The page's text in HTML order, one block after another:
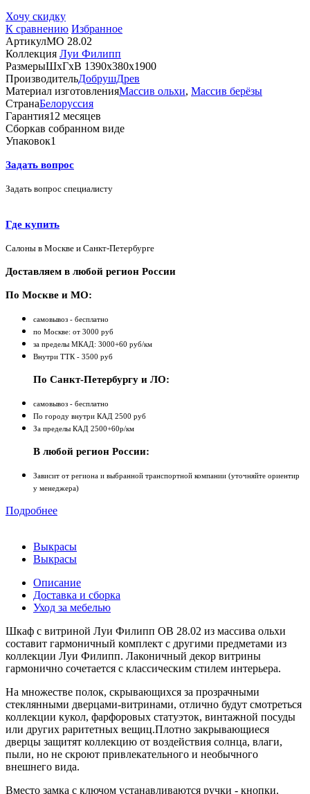
Хочу скидку
К сравнению Избранное
АртикулМО 28.02
Коллекция Луи Филипп
РазмерыШхГхВ 1390х380х1900
ПроизводительДобрушДрев
Материал изготовленияМассив ольхи, Массив берёзы
СтранаБелоруссия
Гарантия12 месяцев
Сборкав собранном виде
Упаковок1
Задать вопрос
Задать вопрос специалисту
Где купить
Салоны в Москве и Санкт-Петербурге
Доставляем в любой регион России
По Москве и МО:
самовывоз - бесплатно
по Москве: от 3000 руб
за пределы МКАД: 3000+60 руб/км
Внутри ТТК - 3500 руб
По Санкт-Петербургу и ЛО:
самовывоз - бесплатно
По городу внутри КАД 2500 руб
За пределы КАД 2500+60р/км
В любой регион России:
Зависит от региона и выбранной транспортной компании (уточняйте ориентир
у менеджера)
Подробнее
Выкрасы
Выкрасы
Описание
Доставка и сборка
Уход за мебелью
Шкаф с витриной Луи Филипп ОВ 28.02 из массива ольхи
составит гармоничный комплект с другими предметами из
коллекции Луи Филипп. Лаконичный декор витрины
гармонично сочетается с классическим стилем интерьера.
На множестве полок, скрывающихся за прозрачными
стеклянными дверцами-витринами, отлично будут смотреться
коллекции кукол, фарфоровых статуэток, винтажной посуды
или других раритетных вещиц.Плотно закрывающиеся
дверцы защитят коллекцию от воздействия солнца, влаги,
пыли, но не скроют привлекательного и необычного
внешнего вида.
Вместо замка с ключом устанавливаются ручки - кнопки.